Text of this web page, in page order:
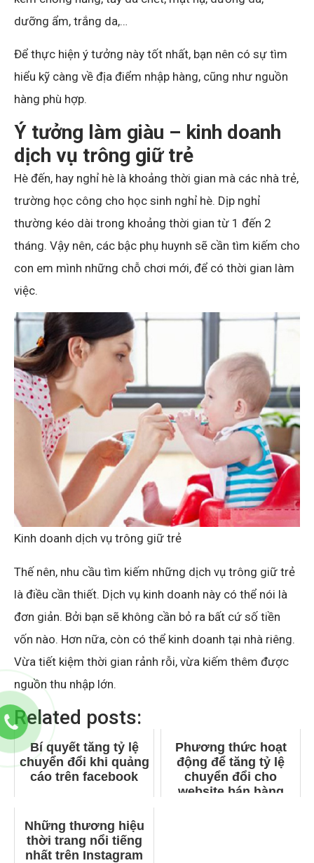
dưỡng ẩm, trắng da,…
Để thực hiện ý tưởng này tốt nhất, bạn nên có sự tìm
hiểu kỹ càng về địa điểm nhập hàng, cũng như nguồn
hàng phù hợp.
Ý tưởng làm giàu – kinh doanh
dịch vụ trông giữ trẻ
Hè đến, hay nghỉ hè là khoảng thời gian mà các nhà trẻ,
trường học công cho học sinh nghỉ hè. Dịp nghỉ
thường kéo dài trong khoảng thời gian từ 1 đến 2
tháng. Vậy nên, các bậc phụ huynh sẽ cần tìm kiếm cho
con em mình những chỗ chơi mới, để có thời gian làm
việc.
Kinh doanh dịch vụ trông giữ trẻ
Thế nên, nhu cầu tìm kiếm những dịch vụ trông giữ trẻ
là điều cần thiết. Dịch vụ kinh doanh này có thể nói là
đơn giản. Bởi bạn sẽ không cần bỏ ra bất cứ số tiền
vốn nào. Hơn nữa, còn có thể kinh doanh tại nhà riêng.
Vừa tiết kiệm thời gian rảnh rỗi, vừa kiếm thêm được
nguồn thu nhập lớn.
Related posts:
Bí quyết tăng tỷ lệ
chuyển đổi khi quảng
cáo trên facebook
Phương thức hoạt
động để tăng tỷ lệ
chuyển đổi cho
website bán hàng
Những thương hiệu
thời trang nổi tiếng
nhất trên Instagram